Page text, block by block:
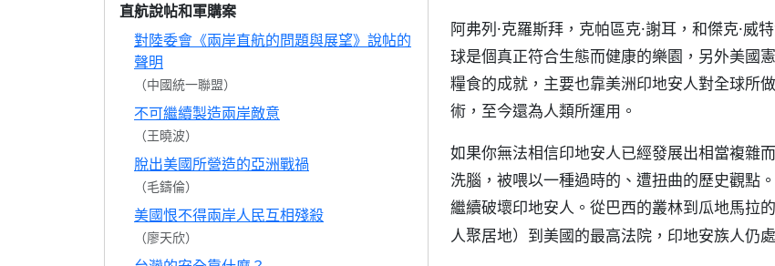
直航說帖和軍購案
對陸委會《兩岸直航的問題與展望》說帖的
聲明
（中國統一聯盟）
不可繼續製造兩岸敵意
（王曉波）
脫出美國所營造的亞洲戰禍
（毛鑄倫）
美國恨不得兩岸人民互相殘殺
（廖天欣）
阿弗列·克羅斯拜，克帕區克·謝耳，和傑克·
球是個真正符合生態而健康的樂園，另外美國
糧食的成就，主要也靠美洲印地安人對全球所
術，至今還為人類所運用。
如果你無法相信印地安人已經發展出相當複雜
洗腦，被喂以一種過時的、遭扭曲的歷史觀點
繼續破壞印地安人。從巴西的叢林到瓜地馬拉
人聚居地）到美國的最高法院，印地安族人仍